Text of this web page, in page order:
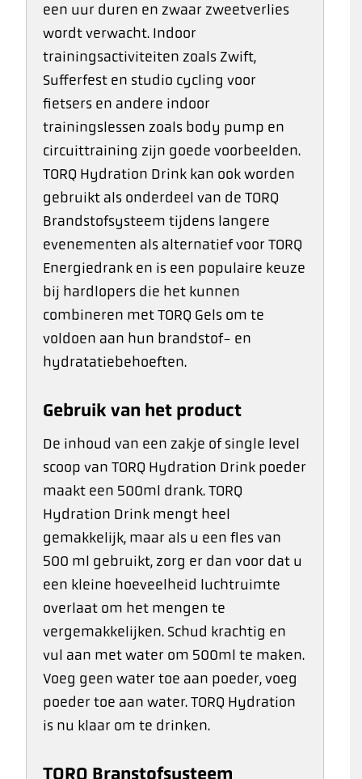
een uur duren en zwaar zweetverlies
wordt verwacht. Indoor
trainingsactiviteiten zoals Zwift,
Sufferfest en studio cycling voor
fietsers en andere indoor
trainingslessen zoals body pump en
circuittraining zijn goede voorbeelden.
TORQ Hydration Drink kan ook worden
gebruikt als onderdeel van de TORQ
Brandstofsysteem tijdens langere
evenementen als alternatief voor TORQ
Energiedrank en is een populaire keuze
bij hardlopers die het kunnen
combineren met TORQ Gels om te
voldoen aan hun brandstof- en
hydratatiebehoeften.
Gebruik van het product
De inhoud van een zakje of single level
scoop van TORQ Hydration Drink poeder
maakt een 500ml drank. TORQ
Hydration Drink mengt heel
gemakkelijk, maar als u een fles van
500 ml gebruikt, zorg er dan voor dat u
een kleine hoeveelheid luchtruimte
overlaat om het mengen te
vergemakkelijken. Schud krachtig en
vul aan met water om 500ml te maken.
Voeg geen water toe aan poeder, voeg
poeder toe aan water. TORQ Hydration
is nu klaar om te drinken.
TORQ Branstofsysteem